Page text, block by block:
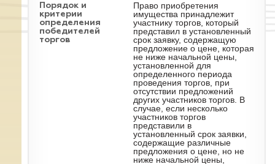
Порядок и
критерии
определения
победителей
торгов
Право приобретения
имущества принадлежит
участнику торгов, который
представил в установленный
срок заявку, содержащую
предложение о цене, которая
не ниже начальной цены,
установленной для
определенного периода
проведения торгов, при
отсутствии предложений
других участников торгов. В
случае, если несколько
участников торгов
представили в
установленный срок заявки,
содержащие различные
предложения о цене, но не
ниже начальной цены,